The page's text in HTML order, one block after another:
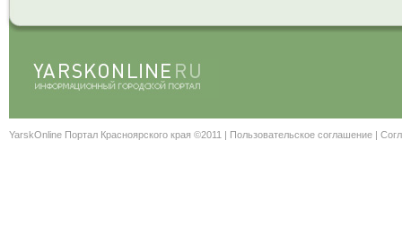
YarskOnline Портал Красноярского края ©2011 | Пользовательское соглашение |